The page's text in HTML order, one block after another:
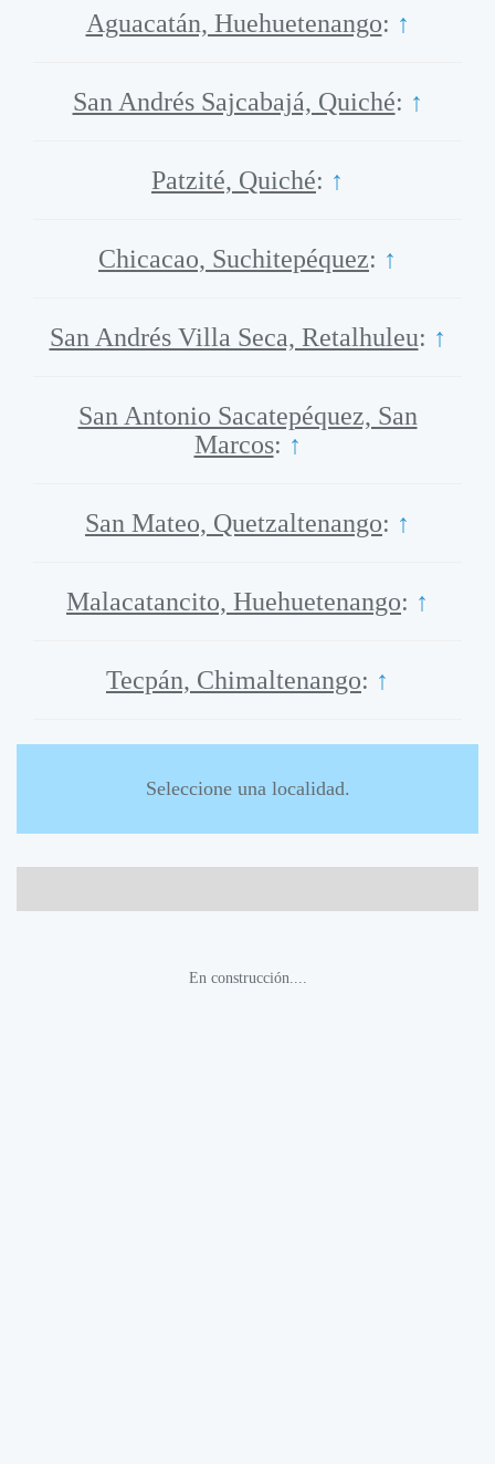
Aguacatán, Huehuetenango: ↑
San Andrés Sajcabajá, Quiché: ↑
Patzité, Quiché: ↑
Chicacao, Suchitepéquez: ↑
San Andrés Villa Seca, Retalhuleu: ↑
San Antonio Sacatepéquez, San
Marcos: ↑
San Mateo, Quetzaltenango: ↑
Malacatancito, Huehuetenango: ↑
Tecpán, Chimaltenango: ↑
Seleccione una localidad.
En construcción....